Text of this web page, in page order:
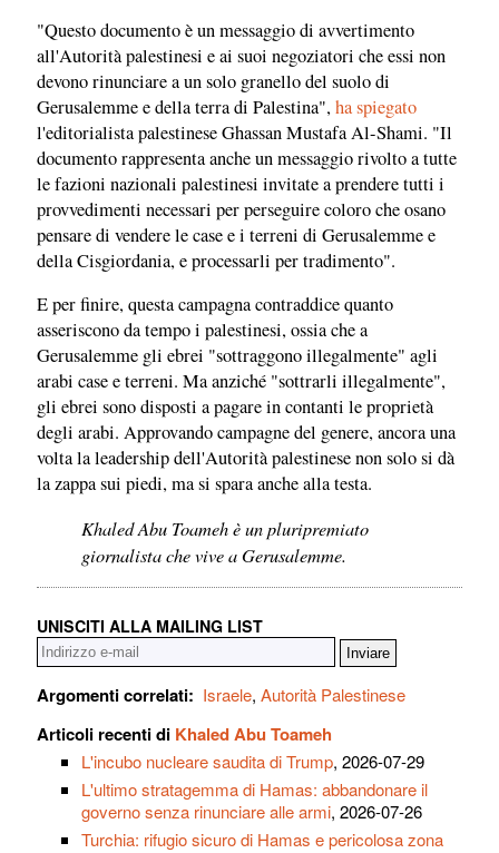
"Questo documento è un messaggio di avvertimento
all'Autorità palestinesi e ai suoi negoziatori che essi non
devono rinunciare a un solo granello del suolo di
Gerusalemme e della terra di Palestina",ha spiegato
l'editorialista palestinese Ghassan Mustafa Al-Shami. "Il
documento rappresenta anche un messaggio rivolto a tutte
le fazioni nazionali palestinesi invitate a prendere tutti i
provvedimenti necessari per perseguire coloro che osano
pensare di vendere le case e i terreni di Gerusalemme e
della Cisgiordania, e processarli per tradimento".
E per finire, questa campagna contraddice quanto
asseriscono da tempo i palestinesi, ossia che a
Gerusalemme gli ebrei "sottraggono illegalmente" agli
arabi case e terreni. Ma anziché "sottrarli illegalmente",
gli ebrei sono disposti a pagare in contanti le proprietà
degli arabi. Approvando campagne del genere, ancora una
volta la leadership dell'Autorità palestinese non solo si dà
la zappa sui piedi, ma si spara anche alla testa.
Khaled Abu Toameh è un pluripremiato
giornalista che vive a Gerusalemme.
UNISCITI ALLA MAILING LIST
Argomenti correlati: Israele, Autorità Palestinese
Articoli recenti di Khaled Abu Toameh
L'incubo nucleare saudita di Trump, 2026-07-29
L'ultimo stratagemma di Hamas: abbandonare il
governo senza rinunciare alle armi, 2026-07-26
Turchia: rifugio sicuro di Hamas e pericolosa zona